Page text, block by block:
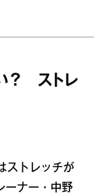
？ ストレ
ストレッチが
ーナー・中野